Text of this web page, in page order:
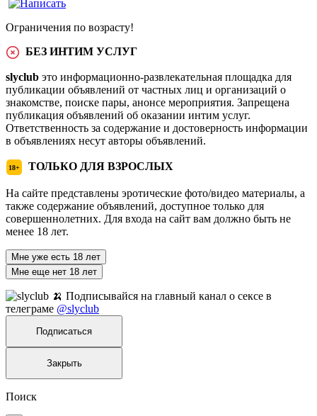
Ограничения по возрасту!
БЕЗ ИНТИМ УСЛУГ
slyclub это информационно-развлекательная площадка для
публикации объявлений от частных лиц и организаций о
знакомстве, поиске пары, анонсе мероприятия. Запрещена
публикация объявлений об оказании интим услуг.
Ответственность за содержание и достоверность информации
в объявлениях несут авторы объявлений.
18+ ТОЛЬКО ДЛЯ ВЗРОСЛЫХ
На сайте представлены эротические фото/видео материалы, а
также содержание объявлений, доступное только для
совершеннолетних. Для входа на сайт вам должно быть не
менее 18 лет.
Мне уже есть 18 лет
Мне еще нет 18 лет
🍌 Подписывайся на главный канал о сексе в
телеграме @slyclub
Подписаться
Закрыть
Поиск